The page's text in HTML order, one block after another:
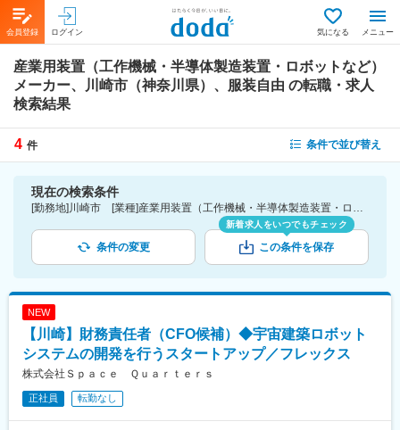
会員登録 ログイン 気になる メニュー
産業用装置（工作機械・半導体製造装置・ロボットなど）
メーカー、川崎市（神奈川県）、服装自由 の転職・求人
検索結果
4 件 条件で並び替え
現在の検索条件
[勤務地]川崎市 [業種]産業用装置（工作機械・半導体製造装置・ロボットなど）メーカー-メーカー（機械・電気）業界 [詳細条件](会社・職場の環境)服装自由
条件の変更
新着求人をいつでもチェック
この条件を保存
NEW
【川崎】財務責任者（CFO候補）◆宇宙建築ロボット
システムの開発を行うスタートアップ／フレックス
株式会社Ｓｐａｃｅ Ｑｕａｒｔｅｒｓ
正社員 転勤なし